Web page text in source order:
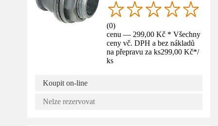
(0)
cenu — 299,00 Kč * Všechny
ceny vč. DPH a bez nákladů
na přepravu za ks299,00 Kč*/
ks
Koupit on-line
Nelze rezervovat